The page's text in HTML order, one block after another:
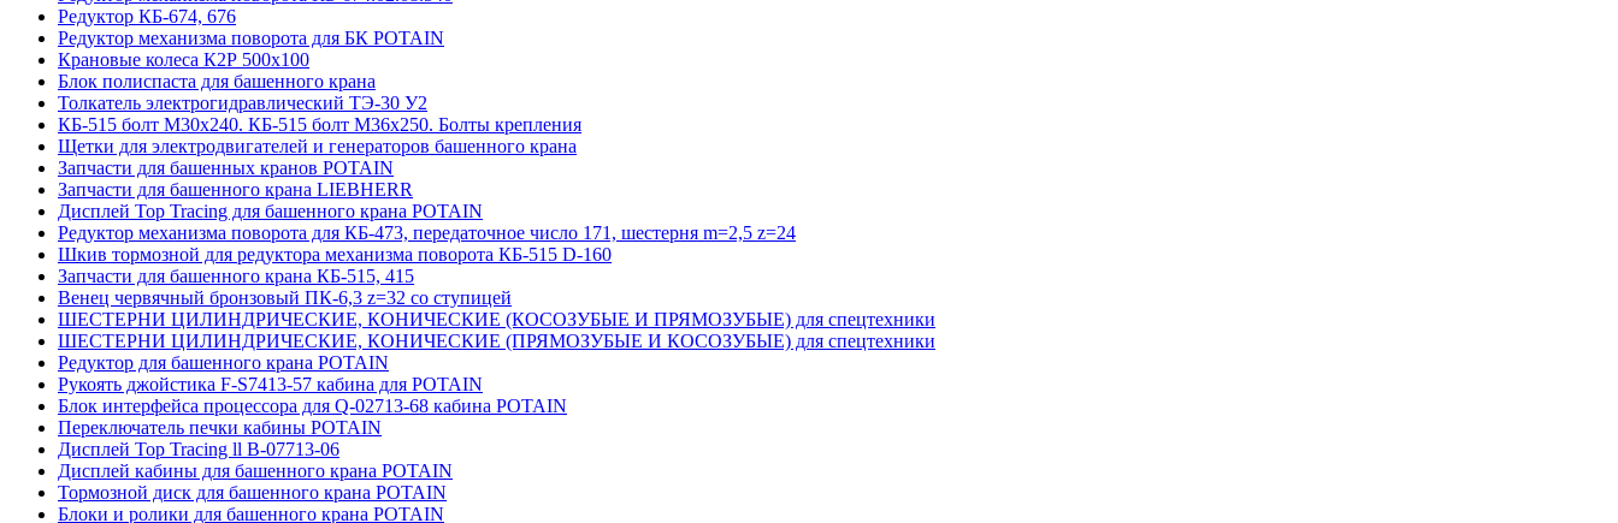
Редуктор КБ-674, 676
Редуктор механизма поворота для БК POTAIN
Крановые колеса К2Р 500х100
Блок полиспаста для башенного крана
Толкатель электрогидравлический ТЭ-30 У2
КБ-515 болт М30х240. КБ-515 болт М36х250. Болты крепления
Щетки для электродвигателей и генераторов башенного крана
Запчасти для башенных кранов POTAIN
Запчасти для башенного крана LIEBHERR
Дисплей Top Tracing для башенного крана POTAIN
Редуктор механизма поворота для КБ-473, передаточное число 171, шестерня m=2,5 z=24
Шкив тормозной для редуктора механизма поворота КБ-515 D-160
Запчасти для башенного крана КБ-515, 415
Венец червячный бронзовый ПК-6,3 z=32 со ступицей
ШЕСТЕРНИ ЦИЛИНДРИЧЕСКИЕ, КОНИЧЕСКИЕ (КОСОЗУБЫЕ И ПРЯМОЗУБЫЕ) для спецтехники
ШЕСТЕРНИ ЦИЛИНДРИЧЕСКИЕ, КОНИЧЕСКИЕ (ПРЯМОЗУБЫЕ И КОСОЗУБЫЕ) для спецтехники
Редуктор для башенного крана POTAIN
Рукоять джойстика F-S7413-57 кабина для POTAIN
Блок интерфейса процессора для Q-02713-68 кабина POTAIN
Переключатель печки кабины POTAIN
Дисплей Top Tracing ll B-07713-06
Дисплей кабины для башенного крана POTAIN
Тормозной диск для башенного крана POTAIN
Блоки и ролики для башенного крана POTAIN